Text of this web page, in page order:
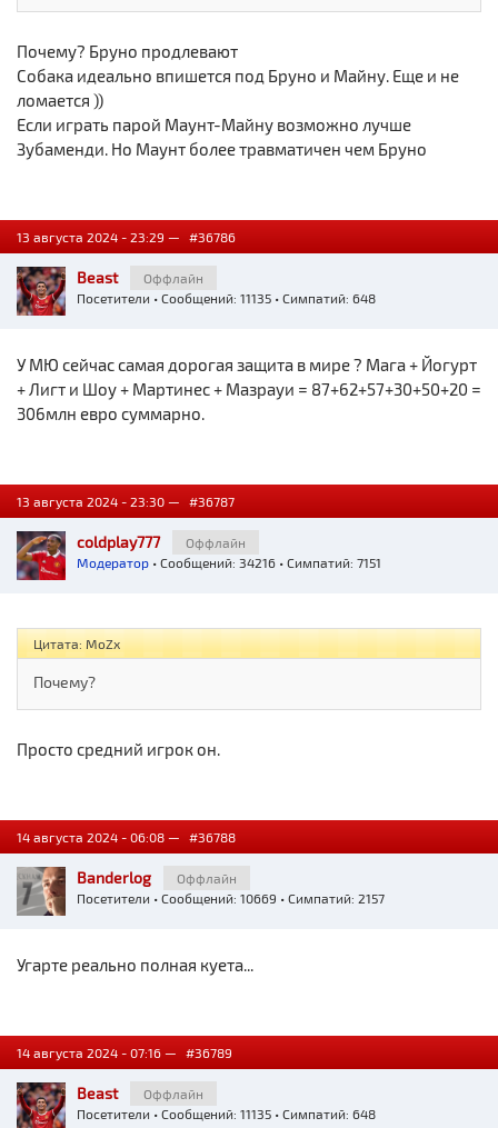
Почему? Бруно продлевают
Собака идеально впишется под Бруно и Майну. Еще и не
ломается ))
Если играть парой Маунт-Майну возможно лучше
Зубаменди. Но Маунт более травматичен чем Бруно
13 августа 2024 - 23:29 — #36786
Beast
Оффлайн
Посетители • Сообщений: 11135 • Симпатий: 648
У МЮ сейчас самая дорогая защита в мире ? Мага + Йогурт
+ Лигт и Шоу + Мартинес + Мазрауи = 87+62+57+30+50+20 =
306млн евро суммарно.
13 августа 2024 - 23:30 — #36787
coldplay777
Оффлайн
Модератор • Сообщений: 34216 • Симпатий: 7151
Цитата: MoZx
Почему?
Просто средний игрок он.
14 августа 2024 - 06:08 — #36788
Banderlog
Оффлайн
Посетители • Сообщений: 10669 • Симпатий: 2157
Угарте реально полная куета...
14 августа 2024 - 07:16 — #36789
Beast
Оффлайн
Посетители • Сообщений: 11135 • Симпатий: 648